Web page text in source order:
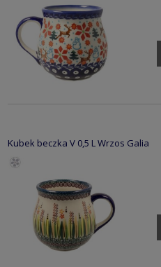
Kubek beczka V 0,5 L Wrzos Galia